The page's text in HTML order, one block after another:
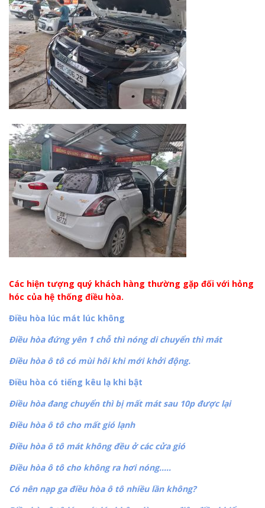
Các hiện tượng quý khách hàng thường gặp đối với hỏng
hóc của hệ thống điều hòa.
Điều hòa lúc mát lúc không
Điều hòa đứng yên 1 chỗ thì nóng di chuyển thì mát
Điều hòa ô tô có mùi hôi khi mới khởi động.
Điều hòa có tiếng kêu lạ khi bật
Điều hòa đang chuyển thì bị mất mát sau 10p được lại
Điều hòa ô tô cho mất gió lạnh
Điều hòa ô tô mát không đều ở các cửa gió
Điều hòa ô tô cho không ra hơi nóng…..
Có nên nạp ga điều hòa ô tô nhiều lần không?